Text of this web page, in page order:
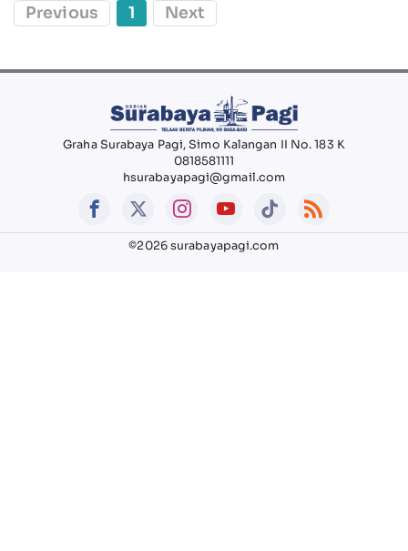
Previous 1 Next
Graha Surabaya Pagi, Simo Kalangan II No. 183 K
0818581111
hsurabayapagi@gmail.com
©2026 surabayapagi.com